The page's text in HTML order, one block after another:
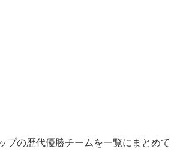
プの歴代優勝チームを一覧にまとめて